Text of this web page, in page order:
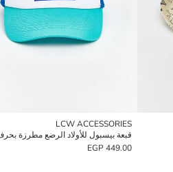
LCW ACCESSORIES
قبعة بيسبول للأولاد الرضع مطرزة
449.00 EGP